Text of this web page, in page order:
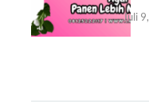
Juli